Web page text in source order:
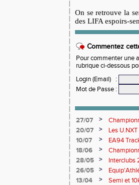
On se retrouve la
des LIFA espoirs-
Commentez
Pour commenter une
rubrique ci-dessous
Login (Email)
:
Mot de Passe :
27/07 >
rendez-
20/07 >
Les
une pluie
10/07 >
EA94
18/06
>
28/05
>
Interclubs
26/05
>
13/04
>
Semi et